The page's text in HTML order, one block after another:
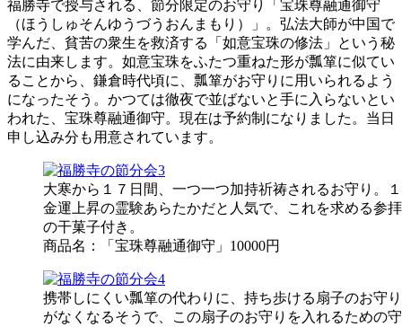
福勝寺で授与される、節分限定のお守り「宝珠尊融通御守
（ほうしゅそんゆうづうおんまもり）」。弘法大師が中国で
学んだ、貧苦の衆生を救済する「如意宝珠の修法」という秘
法に由来します。如意宝珠をふたつ重ねた形が瓢箪に似てい
ることから、鎌倉時代頃に、瓢箪がお守りに用いられるよう
になったそう。かつては徹夜で並ばないと手に入らないとい
われた、宝珠尊融通御守。現在は予約制になりました。当日
申し込み分も用意されています。
大寒から１７日間、一つ一つ加持祈祷されるお守り。
金運上昇の霊験あらたかだと人気で、これを求める参
の干菓子付き。
商品名：「宝珠尊融通御守」10000円
携帯しにくい瓢箪の代わりに、持ち歩ける扇子のお守
がなくなるそうで、この扇子のお守りを入れるための